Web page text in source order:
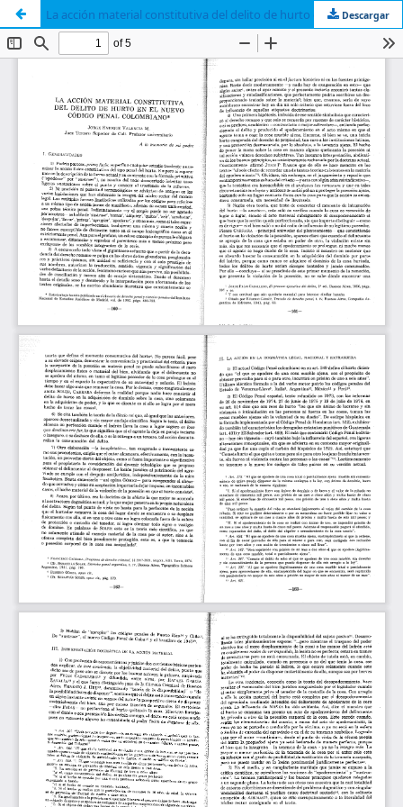
La acción material constitutiva del delito de hurto en el nuevo código penal colombiano
Descargar